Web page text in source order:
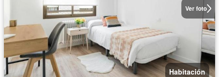
Ver foto
Habitación